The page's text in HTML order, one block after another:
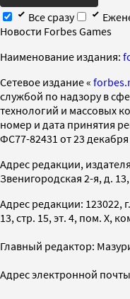
Все сразу
Новости Forbes Games
Наименование издания:
Cетевое издание «
службой по надзору в
технологий и массовых
номер и дата принятия
ФС77-82431 от 23 декабря
Адрес редакции,
Звенигородская 2-я, д.
Адрес редакции: 123022,
13, стр. 15, эт. 4, пом. X,
Главный редактор:
Адрес электронной